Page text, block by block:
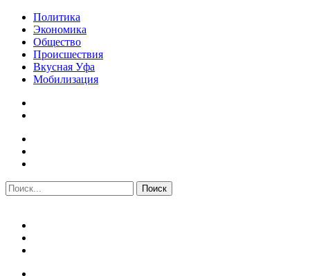
Политика
Экономика
Общество
Происшествия
Вкусная Уфа
Мобилизация